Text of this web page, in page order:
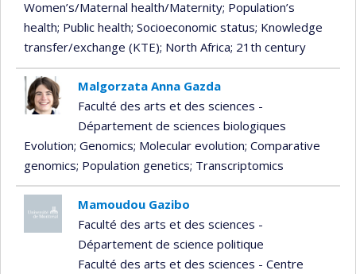
Women’s/Maternal health/Maternity; Population’s
health; Public health; Socioeconomic status; Knowledge
transfer/exchange (KTE); North Africa; 21th century
Malgorzata Anna Gazda
Faculté des arts et des sciences -
Département de sciences biologiques
Evolution; Genomics; Molecular evolution; Comparative
genomics; Population genetics; Transcriptomics
Mamoudou Gazibo
Faculté des arts et des sciences -
Département de science politique
Faculté des arts et des sciences - Centre